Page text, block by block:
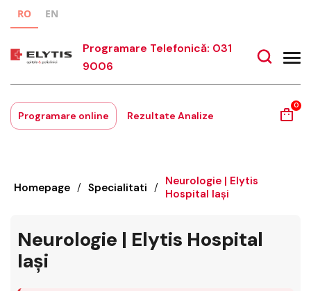
RO EN
Programare Telefonică: 031
9006
Programare online Rezultate Analize
0
Homepage / Specialitati / Neurologie | Elytis
Hospital Iași
Neurologie | Elytis Hospital
Iași